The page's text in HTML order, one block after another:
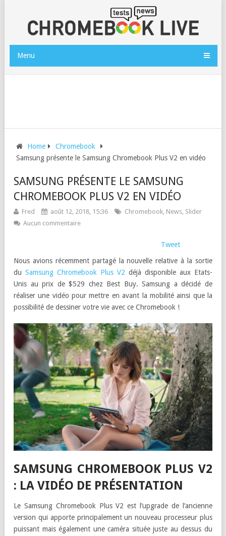
Menu
Home
Chromebook
Samsung présente le Samsung Chromebook Plus V2 en vidéo
SAMSUNG PRÉSENTE LE SAMSUNG
CHROMEBOOK PLUS V2 EN VIDÉO
Fred août 12, 2018, 15:36 Chromebook, News, Slider
Aucun commentaire
Tweet
Nous avions récemment partagé la nouvelle relative à la sortie
du Samsung Chromebook Plus V2 déjà disponible aux Etats-
Unis au prix de $529 chez Best Buy. Samsung a décidé de
réaliser une vidéo pour mettre en avant la mobilité ainsi que la
possibilité de dessiner votre vie avec ce Chromebook !
SAMSUNG CHROMEBOOK PLUS V2
: LA VIDÉO DE PRÉSENTATION
Le Samsung Chromebook Plus V2 est l’upgrade de l’ancienne
version qui apporte principalement un nouveau processeur plus
puissant mais également une caméra située juste au dessus du